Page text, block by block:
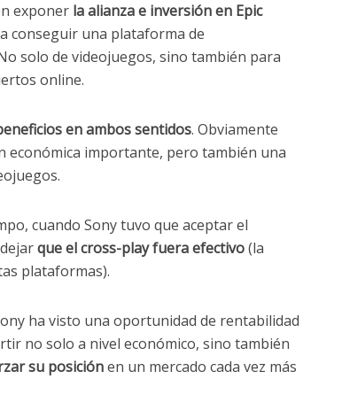
exponer la alianza e inversión en Epic
conseguir una plataforma de
solo de videojuegos, sino también para
online.
en ambos sentidos. Obviamente
económica importante, pero también una
cuando Sony tuvo que aceptar el
que el cross-play fuera efectivo(la
plataformas).
ha visto una oportunidad de rentabilidad
no solo a nivel económico, sino también
su posiciónen un mercado cada vez más